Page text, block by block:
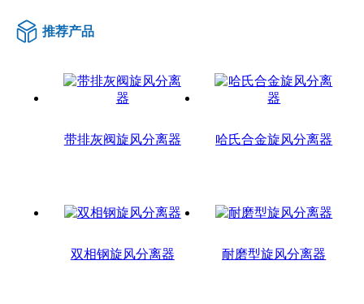
推荐产品
带排灰阀旋风分离器 哈氏合金旋风分离器
双相钢旋风分离器 耐磨型旋风分离器